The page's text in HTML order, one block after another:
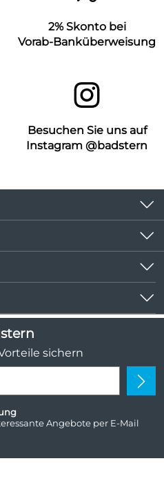
2% Skonto bei
Vorab-Banküberweisung
Besuchen Sie uns auf
Instagram @badstern
sichern
Angebote per E-Mail
wird nicht an andere
Zu statistischen Zwecken wird